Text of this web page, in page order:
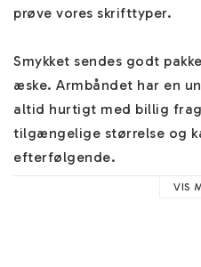
prøve vores skrifttyper.
Smykket sendes godt
æske. Armbåndet har en
altid hurtigt med billig
tilgængelige størrelse og
efterfølgende.
VIS